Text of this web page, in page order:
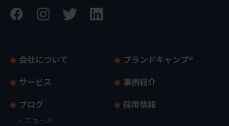
会社について
サービス
ブログ
ニュース
ブランドキャンプ®
事例紹介
採用情報